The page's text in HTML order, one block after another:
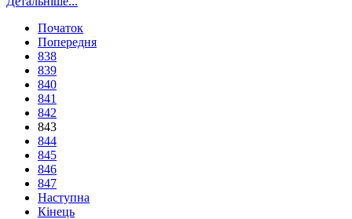
Початок
Попередня
838
839
840
841
842
843
844
845
846
847
Наступна
Кінець